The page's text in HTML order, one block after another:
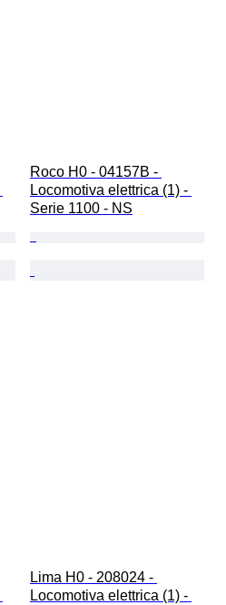
Roco H0 - 04157B -
Locomotiva elettrica (1) -
Serie 1100 - NS
Lima H0 - 208024 -
Locomotiva elettrica (1) -